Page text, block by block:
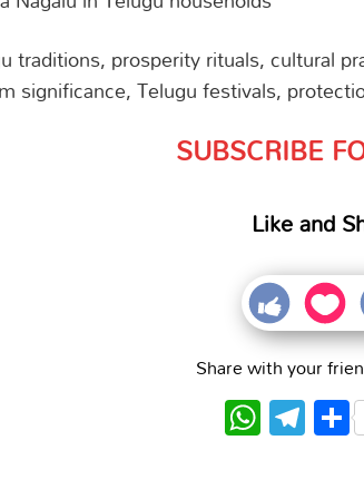
traditions, prosperity rituals, cultural
significance, Telugu festivals,
SUBSCRIBE
Like and
Share with your